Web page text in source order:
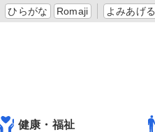
ひらがな Romaji よみあげる
健康・福祉